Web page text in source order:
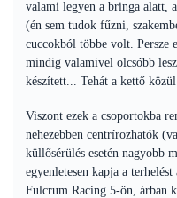
valami legyen a bringa alatt,
(én sem tudok fűzni,
cuccokból többe volt. Persze
mindig valamivel olcsóbb
készített... Tehát a kettő
Viszont ezek a csoportokba
nehezebben centrírozhatók
küllősérülés esetén nagyobb
egyenletesen kapja a
Fulcrum Racing 5-ön, árban